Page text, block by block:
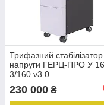
Трифазний стабілізатор
напруги ГЕРЦ-ПРО У
3/160 v3.0
230 000 ₴